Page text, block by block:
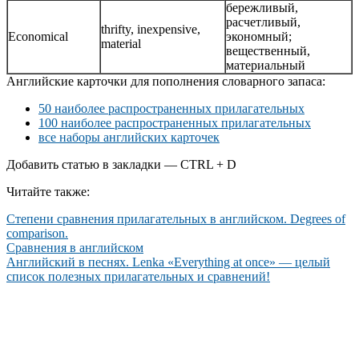
Economical
thrifty, inexpensive,
material
бережливый,
расчетливый,
экономный;
вещественный,
материальный
Английские карточки для пополнения словарного запаса:
50 наиболее распространенных прилагательных
100 наиболее распространенных прилагательных
все наборы английских карточек
Добавить статью в закладки — CTRL + D
Читайте также:
Степени сравнения прилагательных в английском. Degrees of
comparison.
Сравнения в английском
Английский в песнях. Lenka «Everything at once» — целый
список полезных прилагательных и сравнений!